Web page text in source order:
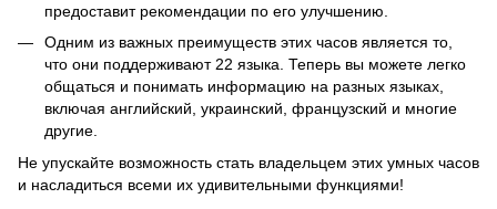
предоставит рекомендации по его улучшению.
Одним из важных преимуществ этих часов является то,
что они поддерживают 22 языка. Теперь вы можете легко
общаться и понимать информацию на разных языках,
включая английский, украинский, французский и многие
другие.
Не упускайте возможность стать владельцем этих умных часов
и насладиться всеми их удивительными функциями!